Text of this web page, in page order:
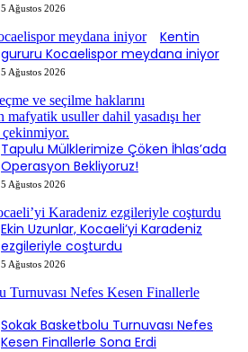
5 Ağustos 2026
Kentin
gururu Kocaelispor meydana iniyor
5 Ağustos 2026
Tapulu Mülklerimize Çöken İhlas’ada
Operasyon Bekliyoruz!
5 Ağustos 2026
Ekin Uzunlar, Kocaeli’yi Karadeniz
ezgileriyle coşturdu
5 Ağustos 2026
Sokak Basketbolu Turnuvası Nefes
Kesen Finallerle Sona Erdi